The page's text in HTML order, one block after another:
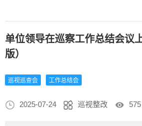
单位领导在巡察工作总结会议
版）
巡视巡查会 工作总结会
2025-07-24 巡视整改 575